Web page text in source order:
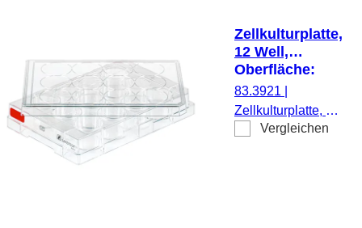
Zellkulturplatte,
12 Well,
Oberfläche:
Standard,
Flachboden
83.3921
Zellkulturplatte, 12
Well, Material: PS,
Vergleichen